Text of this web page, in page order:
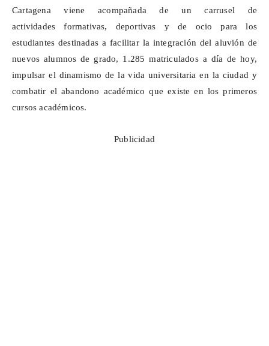
Cartagena viene acompañada de uncarrusel de
actividades formativas, deportivas y de ocio para los
estudiantes destinadas a facilitar la integración del aluvión de
nuevos alumnos de grado, 1.285 matriculados a día de hoy,
impulsar el dinamismo de la vida universitaria en la ciudad y
combatir el abandono académico que existe en los primeros
cursos académicos.
Publicidad